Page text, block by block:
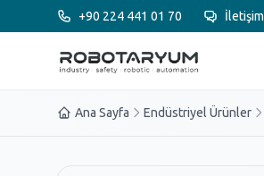
Ana içeriğe geç+90 224 441 01 70 İletişim
Ana Sayfa Endüstriyel Ürünler